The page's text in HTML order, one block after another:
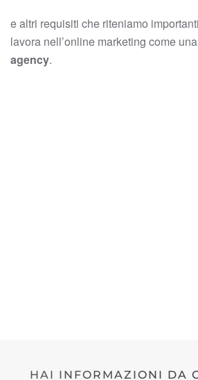
e altri requisiti che riteniamo
lavora nell’online marketing come
agency.
HAI INFORMAZIONI DA